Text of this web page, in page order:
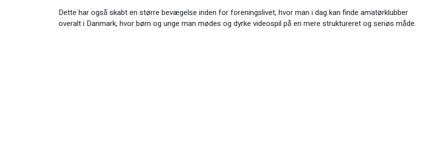
Dette har også skabt en større bevægelse inden for foreningslivet, hvor man i dag kan finde amatørklubber
overalt i Danmark, hvor børn og unge man mødes og dyrke videospil på en mere struktureret og seriøs måde.